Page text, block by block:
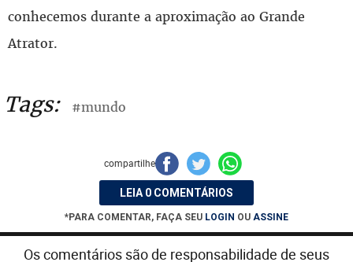
conhecemos durante a aproximação ao Grande
Atrator.
Tags: #mundo
compartilhe
LEIA 0 COMENTÁRIOS
*PARA COMENTAR, FAÇA SEU LOGIN OU ASSINE
Os comentários são de responsabilidade de seus